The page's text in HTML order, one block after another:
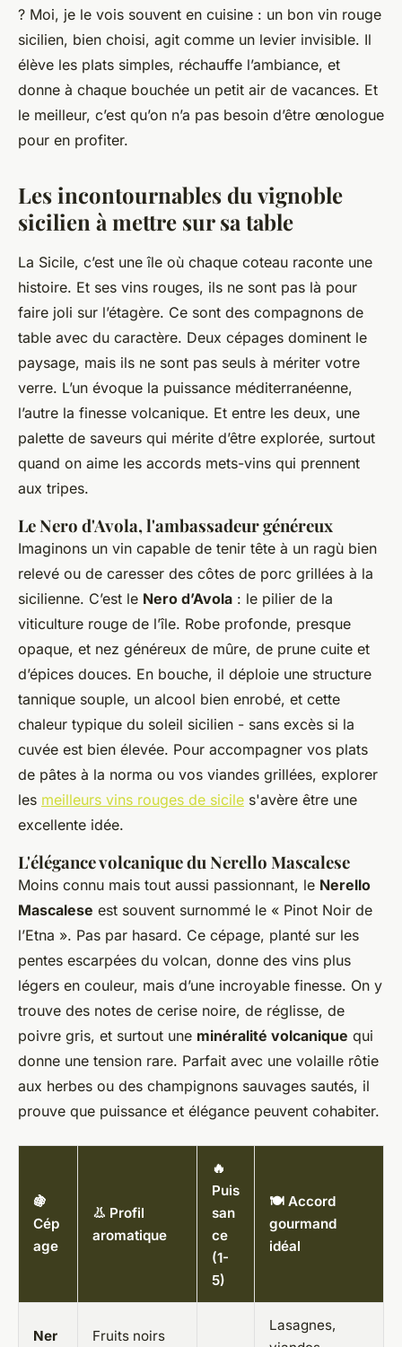
? Moi, je le vois souvent en cuisine : un bon vin rouge
sicilien, bien choisi, agit comme un levier invisible. Il
élève les plats simples, réchauffe l’ambiance, et
donne à chaque bouchée un petit air de vacances. Et
le meilleur, c’est qu’on n’a pas besoin d’être œnologue
pour en profiter.
Les incontournables du vignoble
sicilien à mettre sur sa table
La Sicile, c’est une île où chaque coteau raconte une
histoire. Et ses vins rouges, ils ne sont pas là pour
faire joli sur l’étagère. Ce sont des compagnons de
table avec du caractère. Deux cépages dominent le
paysage, mais ils ne sont pas seuls à mériter votre
verre. L’un évoque la puissance méditerranéenne,
l’autre la finesse volcanique. Et entre les deux, une
palette de saveurs qui mérite d’être explorée, surtout
quand on aime les accords mets-vins qui prennent
aux tripes.
Le Nero d'Avola, l'ambassadeur généreux
Imaginons un vin capable de tenir tête à un ragù bien
relevé ou de caresser des côtes de porc grillées à la
sicilienne. C’est le Nero d’Avola : le pilier de la
viticulture rouge de l’île. Robe profonde, presque
opaque, et nez généreux de mûre, de prune cuite et
d’épices douces. En bouche, il déploie une structure
tannique souple, un alcool bien enrobé, et cette
chaleur typique du soleil sicilien - sans excès si la
cuvée est bien élevée. Pour accompagner vos plats
de pâtes à la norma ou vos viandes grillées, explorer
les meilleurs vins rouges de sicile s'avère être une
excellente idée.
L'élégance volcanique du Nerello Mascalese
Moins connu mais tout aussi passionnant, le Nerello
Mascalese est souvent surnommé le « Pinot Noir de
l’Etna ». Pas par hasard. Ce cépage, planté sur les
pentes escarpées du volcan, donne des vins plus
légers en couleur, mais d’une incroyable finesse. On y
trouve des notes de cerise noire, de réglisse, de
poivre gris, et surtout une minéralité volcanique qui
donne une tension rare. Parfait avec une volaille rôtie
aux herbes ou des champignons sauvages sautés, il
prouve que puissance et élégance peuvent cohabiter.
🍇
Cép
age
👃 Profil
aromatique
🔥
Puis
san
ce
(1-
5)
🍽️ Accord
gourmand
idéal
Ner Fruits noirs
Lasagnes,